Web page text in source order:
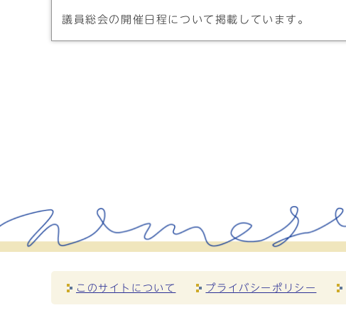
議員総会の開催日程について掲載しています。
このサイトについて プライバシーポリシー